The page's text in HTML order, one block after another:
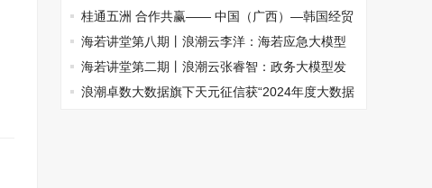
分布式数据基础设施服务
桂通五洲 合作共赢—— 中国（广西）—韩国经贸
合作洽谈会 在广西南宁成功举办
海若讲堂第八期丨浪潮云李洋：海若应急大模型
为行业带来新气象
海若讲堂第二期丨浪潮云张睿智：政务大模型发
展之道
浪潮卓数大数据旗下天元征信获“2024年度大数据